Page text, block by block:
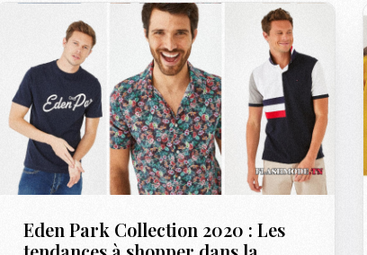
Demande Devis
Agence & Prestations
Recruter des Créateurs UGC
Inscription
UGC
Casting
Cover Girl
Casting
Casting
Eden Park Collection 2020 : Les